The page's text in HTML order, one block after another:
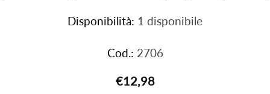
Disponibilità: 1 disponibile
Cod.: 2706
€12,98